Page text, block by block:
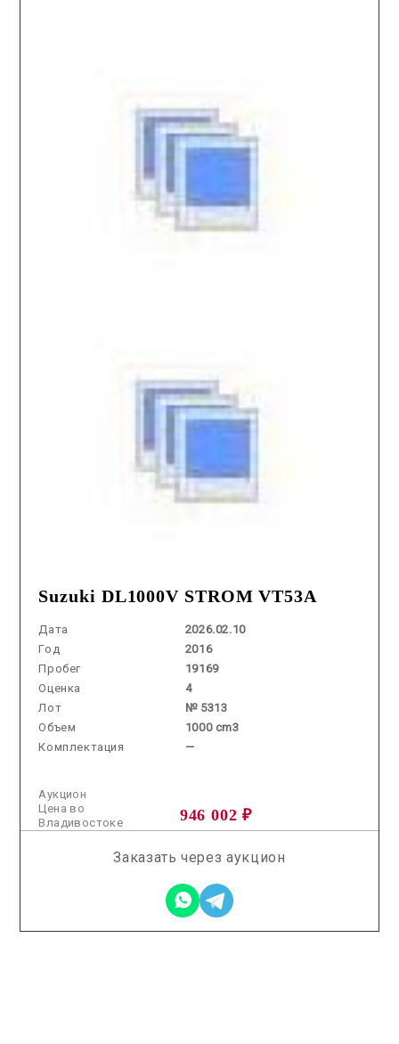
Suzuki DL1000V STROM VT53A
Дата
2026.02.10
Год
2016
Пробег
19169
Оценка
4
Лот
№ 5313
Объем
1000 cm3
Комплектация
—
Аукцион
946 002 ₽
Цена во
Владивостоке
Заказать через аукцион